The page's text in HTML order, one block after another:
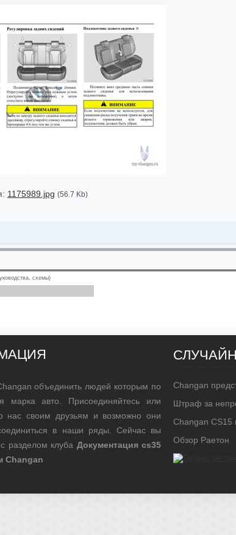
1175989.jpg (56.7 Kb)
схемы)
объединить людей которым по
марка авто. Присоединяйтесь или
нас своим друзьям и возможно они
в наши ряды. Сейчас вы
разделом клуба Документация cs35
Changan
Changan
Штраф за
Changan CS15
Обзор Раетон